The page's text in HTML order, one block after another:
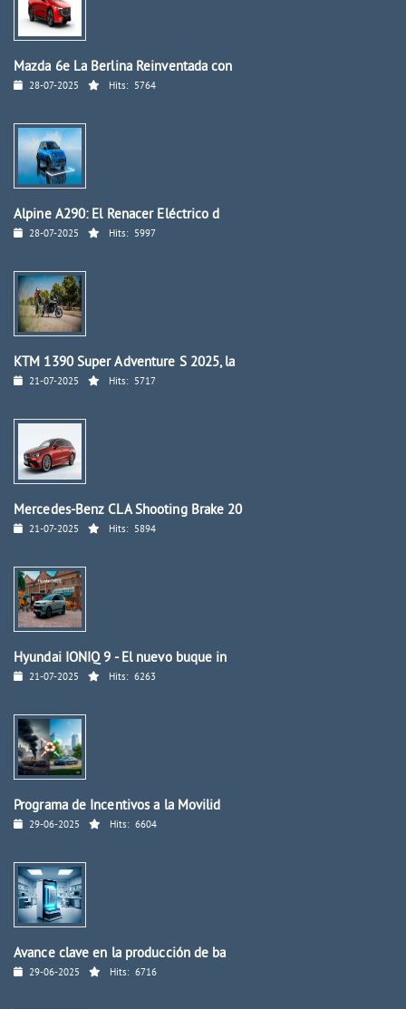
Mazda 6e La Berlina Reinventada con
28-07-2025 Hits: 5764
Alpine A290: El Renacer Eléctrico d
28-07-2025 Hits: 5997
KTM 1390 Super Adventure S 2025, la
21-07-2025 Hits: 5717
Mercedes-Benz CLA Shooting Brake 20
21-07-2025 Hits: 5894
Hyundai IONIQ 9 - El nuevo buque in
21-07-2025 Hits: 6263
Programa de Incentivos a la Movilid
29-06-2025 Hits: 6604
Avance clave en la producción de ba
29-06-2025 Hits: 6716